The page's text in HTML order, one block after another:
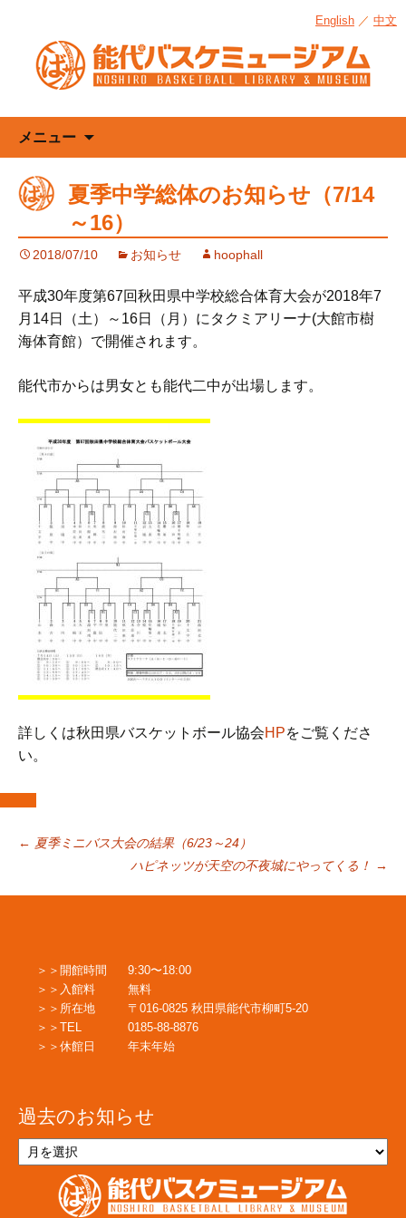
English ／ 中文
メニュー
ン
ツ
へ
ス
キ
プ
夏季中学総体のお知らせ（7/14
～16）
2018/07/10 お知らせ hoophall
平成30年度第67回秋田県中学校総合体育大会が2018年7
月14日（土）～16日（月）にタクミアリーナ(大館市樹
海体育館）で開催されます。
能代市からは男女とも能代二中が出場します。
詳しくは秋田県バスケットボール協会HPをご覧くださ
い。
投
稿
ナ
ビ
ー
← 夏季ミニバス大会の結果（6/23～24）
ハピネッツが天空の不夜城にやってくる！
→
開館時間
9:30〜18:00
入館料
無料
所在地
〒016-0825 秋田県能代市柳町5-20
TEL
0185-88-8876
休館日
年末年始
過去のお知らせ
去